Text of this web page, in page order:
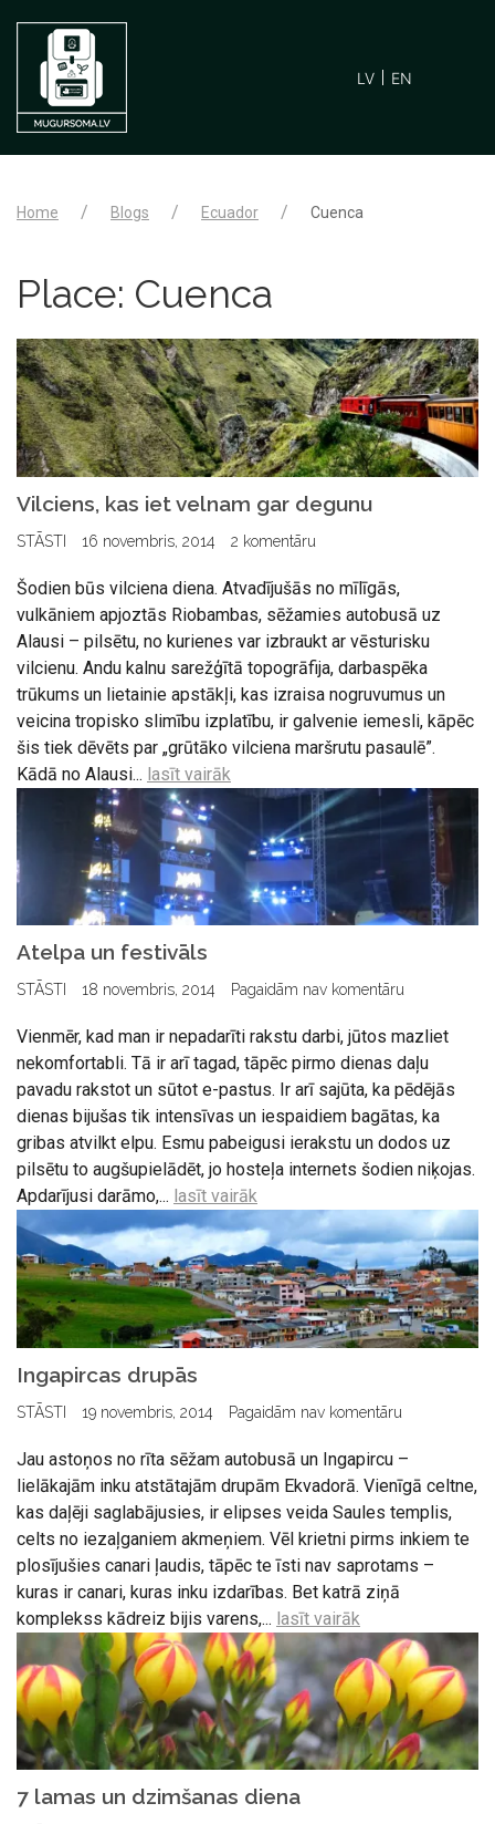
LV EN
Home Blogs Ecuador Cuenca
Place: Cuenca
Vilciens, kas iet velnam gar degunu
STĀSTI 16 novembris, 2014 2 komentāru
Šodien būs vilciena diena. Atvadījušās no mīlīgās,
vulkāniem apjoztās Riobambas, sēžamies autobusā uz
Alausi – pilsētu, no kurienes var izbraukt ar vēsturisku
vilcienu. Andu kalnu sarežģītā topogrāfija, darbaspēka
trūkums un lietainie apstākļi, kas izraisa nogruvumus un
veicina tropisko slimību izplatību, ir galvenie iemesli, kāpēc
šis tiek dēvēts par „grūtāko vilciena maršrutu pasaulē”.
Kādā no Alausi... lasīt vairāk
Atelpa un festivāls
STĀSTI 18 novembris, 2014 Pagaidām nav komentāru
Vienmēr, kad man ir nepadarīti rakstu darbi, jūtos mazliet
nekomfortabli. Tā ir arī tagad, tāpēc pirmo dienas daļu
pavadu rakstot un sūtot e-pastus. Ir arī sajūta, ka pēdējās
dienas bijušas tik intensīvas un iespaidiem bagātas, ka
gribas atvilkt elpu. Esmu pabeigusi ierakstu un dodos uz
pilsētu to augšupielādēt, jo hosteļa internets šodien niķojas.
Apdarījusi darāmo,... lasīt vairāk
Ingapircas drupās
STĀSTI 19 novembris, 2014 Pagaidām nav komentāru
Jau astoņos no rīta sēžam autobusā un Ingapircu –
lielākajām inku atstātajām drupām Ekvadorā. Vienīgā celtne,
kas daļēji saglabājusies, ir elipses veida Saules templis,
celts no iezaļganiem akmeņiem. Vēl krietni pirms inkiem te
plosījušies canari ļaudis, tāpēc te īsti nav saprotams –
kuras ir canari, kuras inku izdarības. Bet katrā ziņā
komplekss kādreiz bijis varens,... lasīt vairāk
7 lamas un dzimšanas diena